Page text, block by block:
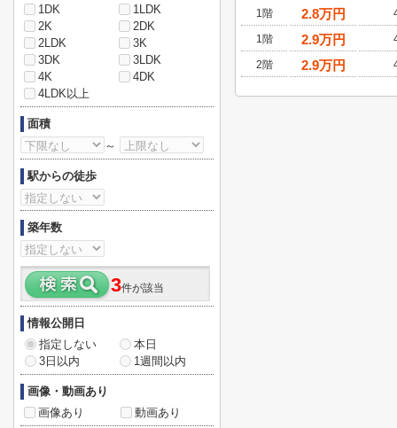
1階
2.8万円
1階 2.9万円
2階 2.9万円
1DK
1LDK
2K
2DK
2LDK
3K
3DK
3LDK
4K
4DK
4LDK以上
面積
～
駅からの徒歩
築年数
3件が該当
情報公開日
指定しない
本日
3日以内
1週間以内
画像・動画あり
画像あり
動画あり